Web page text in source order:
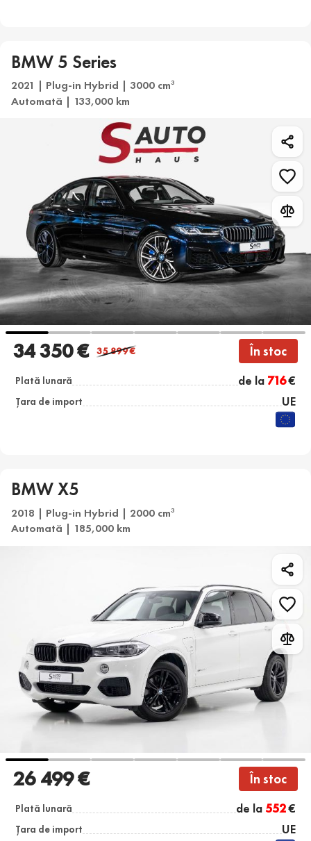
BMW 5 Series
2021 | Plug-in Hybrid | 3000 cm3
Automată | 133,000 km
34 350 € 35 899€ În stoc
Plată lunară de la 716€
Țara de import UE
BMW X5
2018 | Plug-in Hybrid | 2000 cm3
Automată | 185,000 km
26 499 € În stoc
Plată lunară de la 552€
Țara de import UE